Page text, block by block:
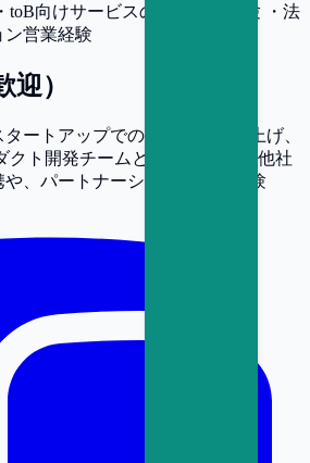
toB向けサービスの事業開発経験 ・法
ン営業経験
）
タートアップでの新規事業立ち上げ、
クト開発チームとの協業経験 ・他社
、パートナーシップの構築経験